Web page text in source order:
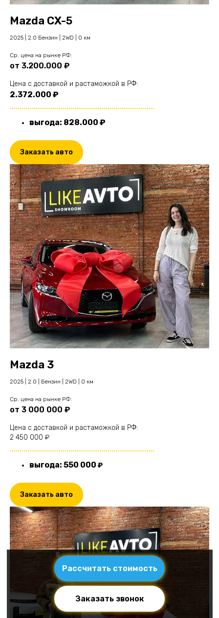
Заказать звонок
Рассчитать стоимость
Mazda CX-5
2025 | 2.0 Бензин | 2WD | 0 км
Cр. цена на рынке РФ:
от 3.200.000 ₽
Цена с доставкой и растаможкой в РФ:
2.372.000 ₽
..........................................................................
выгода: 828.000 ₽
Заказать авто
Mazda 3
2025 | 2.0 | Бензин | 2WD | 0 км
Cр. цена на рынке РФ:
от 3 000 000 ₽
Цена с доставкой и растаможкой в РФ:
2 450 000 ₽
..........................................................................
выгода: 550 000 ₽
Заказать авто
Проверенные модели